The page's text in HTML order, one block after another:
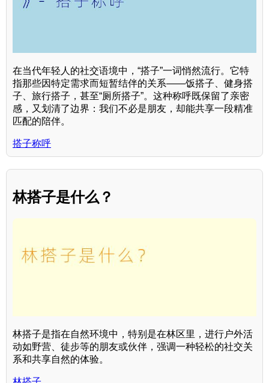
在当代年轻人的社交语境中，“搭子”一词悄然流行。它特
指那些因特定需求而短暂结伴的关系——饭搭子、健身搭
子、旅行搭子，甚至“厕所搭子”。这种称呼既保留了亲密
感，又划清了边界：我们不必是朋友，却能共享一段精准
匹配的陪伴。
搭子称呼
林搭子是什么？
林搭子是指在自然环境中，特别是在林区里，进行户外活
动如野营、徒步等的朋友或伙伴，强调一种轻松的社交关
系和共享自然的体验。